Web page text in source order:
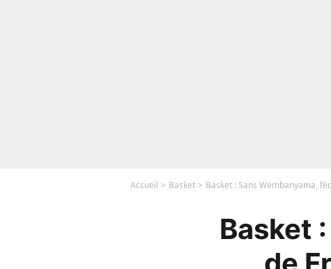
Accueil Basket Basket : Sans Wembanyama,
Basket